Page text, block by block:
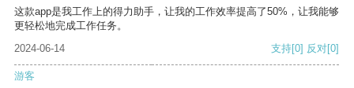
这款app是我工作上的得力助手，让我的工作效率提高了50%，让我能够
更轻松地完成工作任务。
2024-06-14
支持[0] 反对[0]
游客